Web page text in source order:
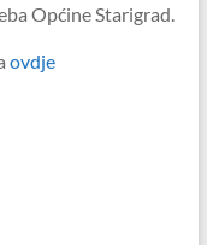
Općine Starigrad.
ovdje